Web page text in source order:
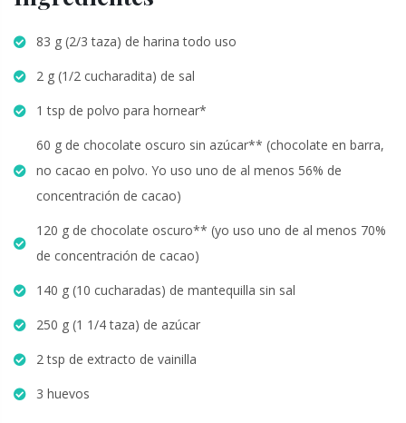
83 g (2/3 taza) de harina todo uso
2 g (1/2 cucharadita) de sal
1 tsp de polvo para hornear*
60 g de chocolate oscuro sin azúcar** (chocolate en barra,
no cacao en polvo. Yo uso uno de al menos 56% de
concentración de cacao)
120 g de chocolate oscuro** (yo uso uno de al menos 70%
de concentración de cacao)
140 g (10 cucharadas) de mantequilla sin sal
250 g (1 1/4 taza) de azúcar
2 tsp de extracto de vainilla
3 huevos